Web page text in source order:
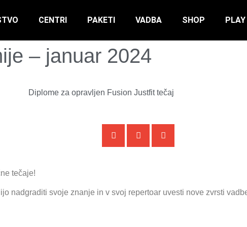
CENTRI PAKETI VADBA SHOP PLAY
– januar 2024
tečaje!
nadgraditi svoje znanje in v svoj repertoar uvesti nove zvrsti